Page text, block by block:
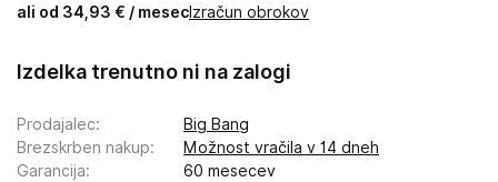
ali od 34,93 € / mesec Izračun obrokov
Izdelka trenutno ni na zalogi
Prodajalec:
Big Bang
Brezskrben nakup:
Možnost vračila v 14 dneh
Garancija: 60 mesecev